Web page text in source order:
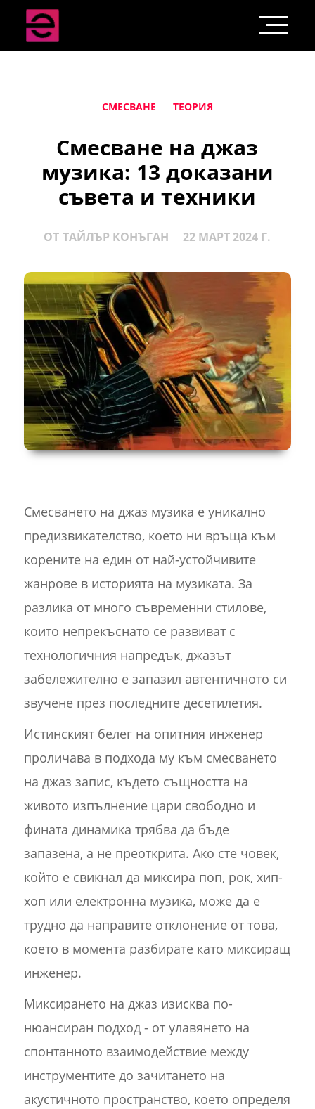
СМЕСВАНЕ ТЕОРИЯ
Смесване на джаз
музика: 13 доказани
съвета и техники
ОТ ТАЙЛЪР КОНЪГАН 22 МАРТ 2024 Г.
Смесването на джаз музика е уникално
предизвикателство, което ни връща към
корените на един от най-устойчивите
жанрове в историята на музиката. За
разлика от много съвременни стилове,
които непрекъснато се развиват с
технологичния напредък, джазът
забележително е запазил автентичното си
звучене през последните десетилетия.
Истинският белег на опитния инженер
проличава в подхода му към смесването
на джаз запис, където същността на
живото изпълнение цари свободно и
фината динамика трябва да бъде
запазена, а не преоткрита. Ако сте човек,
който е свикнал да миксира поп, рок, хип-
хоп или електронна музика, може да е
трудно да направите отклонение от това,
което в момента разбирате като миксиращ
инженер.
Миксирането на джаз изисква по-
нюансиран подход - от улавянето на
спонтанното взаимодействие между
инструментите до зачитането на
акустичното пространство, което определя